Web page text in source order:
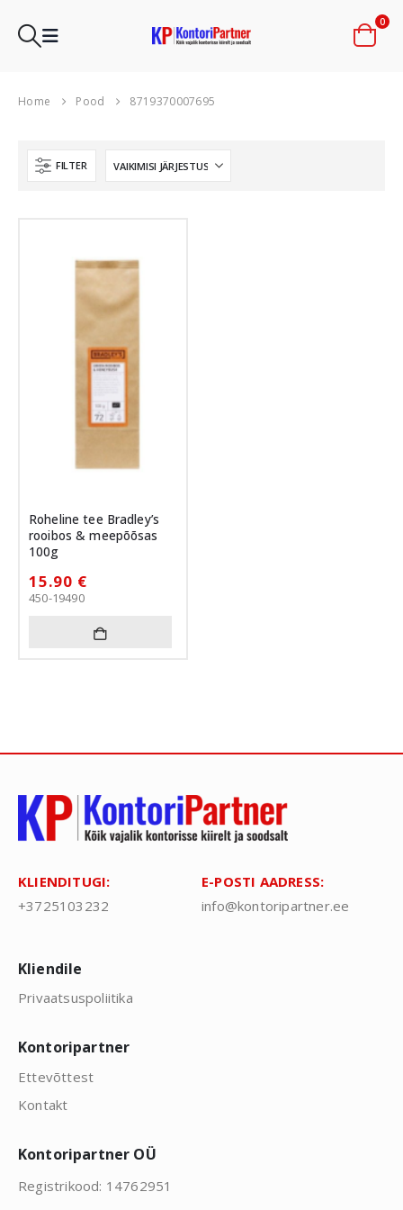
0
Home Pood 8719370007695
FILTER
Roheline tee Bradley’s
rooibos & meepõõsas
100g
15.90 €
450-19490
KLIENDITUGI:
+3725103232
E-POSTI AADRESS:
info@kontoripartner.ee
Kliendile
Privaatsuspoliitika
Kontoripartner
Ettevõttest
Kontakt
Kontoripartner OÜ
Registrikood: 14762951